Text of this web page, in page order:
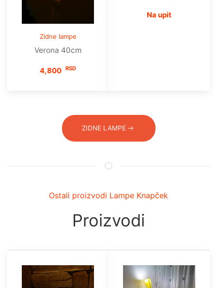
Zidne lampe
Verona 40cm
4,800 RSD
Na upit
ZIDNE LAMPE
Ostali proizvodi Lampe Knapček
Proizvodi